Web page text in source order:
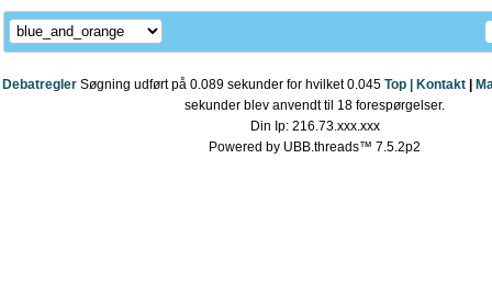
Debatregler Top | Kontakt
Søgning udført på 0.089 sekunder for hvilket 0.045
sekunder blev anvendt til 18 forespørgelser.
Din Ip: 216.73.xxx.xxx
Powered by UBB.threads™ 7.5.2p2